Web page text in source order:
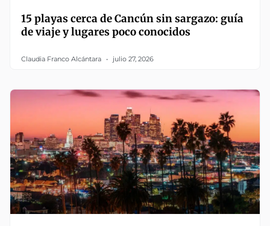
15 playas cerca de Cancún sin sargazo: guía
de viaje y lugares poco conocidos
Claudia Franco Alcántara julio 27, 2026